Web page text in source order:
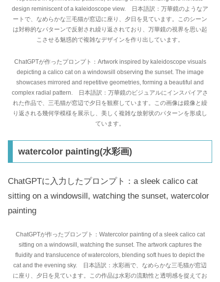
design reminiscent of a kaleidoscope view. 日本語訳：万華鏡のようなア
ートで、なめらかな三毛猫が窓辺に座り、夕日を見ています。このシーン
は対称的なパターンで反射され繰り返されており、万華鏡の視界を思い起
こさせる魅惑的で複雑なデザインを作り出しています。
ChatGPTが作ったプロンプト：Artwork inspired by kaleidoscope visuals
depicting a calico cat on a windowsill observing the sunset. The image
showcases mirrored and repetitive geometries, forming a beautiful and
complex radial pattern. 日本語訳：万華鏡のビジュアルにインスパイアさ
れた作品で、三毛猫が窓辺で夕日を観察しています。この画像は鏡像と繰
り返される幾何学模様を展示し、美しく複雑な放射状のパターンを形成し
ています。
watercolor painting(水彩画)
ChatGPTに入力したプロンプト：a sleek calico cat
sitting on a windowsill, watching the sunset, watercolor
painting
ChatGPTが作ったプロンプト：Watercolor painting of a sleek calico cat
sitting on a windowsill, watching the sunset. The artwork captures the
fluidity and translucence of watercolors, blending soft hues to depict the
cat and the evening sky. 日本語訳：水彩画で、なめらかな三毛猫が窓辺
に座り、夕日を見ています。この作品は水彩の流動性と透明感を捉えてお